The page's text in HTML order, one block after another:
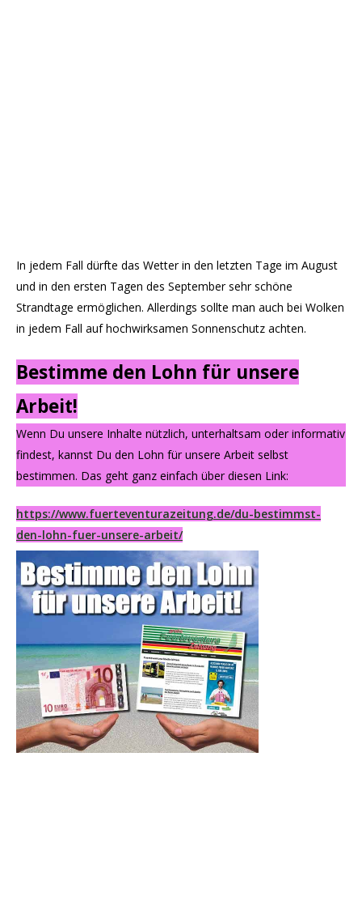
In jedem Fall dürfte das Wetter in den letzten Tage im August
und in den ersten Tagen des September sehr schöne
Strandtage ermöglichen. Allerdings sollte man auch bei Wolken
in jedem Fall auf hochwirksamen Sonnenschutz achten.
Bestimme den Lohn für unsere
Arbeit!
Wenn Du unsere Inhalte nützlich, unterhaltsam oder informativ
findest, kannst Du den Lohn für unsere Arbeit selbst
bestimmen. Das geht ganz einfach über diesen Link:
https://www.fuerteventurazeitung.de/du-bestimmst-
den-lohn-fuer-unsere-arbeit/